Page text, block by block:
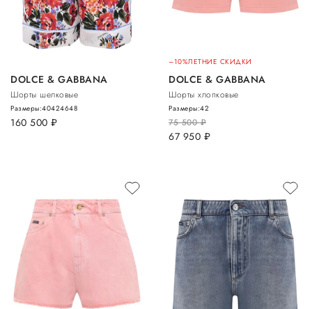
DOLCE & GABBANA
Шорты шелковые
160 500 руб.
Размеры:40424648
–10%ЛЕТНИЕ СКИДКИ
DOLCE & GABBANA
Шорты хлопковые
75 500руб.
67 950 руб.
Размеры:42